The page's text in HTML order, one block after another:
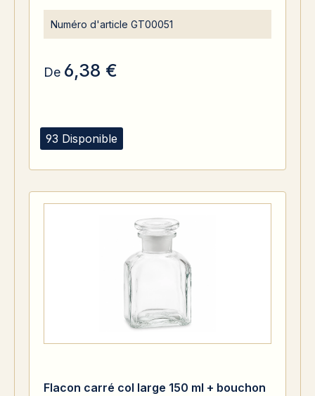
93 Disponible
Numéro d'article GT00051
De 6,38 €
Flacon carré col large 150 ml + bouchon